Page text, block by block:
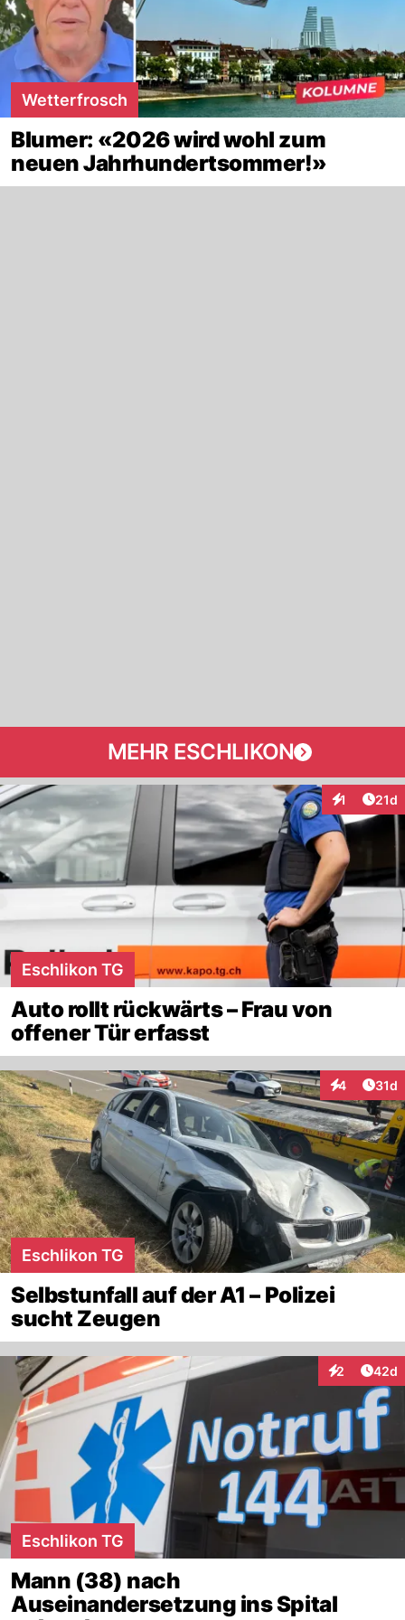
Wetterfrosch
Blumer: «2026 wird wohl zum
neuen Jahrhundertsommer!»
MEHR ESCHLIKON
1 21d
Eschlikon TG
Auto rollt rückwärts – Frau von
offener Tür erfasst
4
Interaktionen
31d
Eschlikon TG
Selbstunfall auf der A1 – Polizei
sucht Zeugen
2
Interaktionen
42d
Eschlikon TG
Mann (38) nach
Auseinandersetzung ins Spital